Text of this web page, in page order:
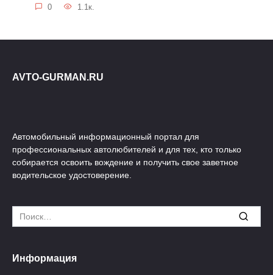
0 1.1к.
AVTO-GURMAN.RU
Автомобильный информационный портал для
профессиональных автолюбителей и для тех, кто только
собирается освоить вождение и получить свое заветное
водительское удостоверение.
Search
for:
Информация